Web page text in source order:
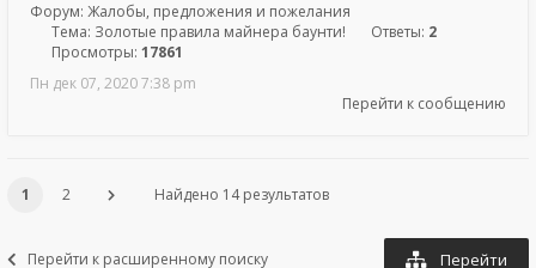
Форум: Жалобы, предложения и пожелания
Тема: Золотые правила майнера баунти! Ответы: 2
Просмотры: 17861
Пн дек 07, 2020 7:38 pm
Перейти к сообщению
1 2 Найдено 14 результатов
Перейти к расширенному поиску Перейти